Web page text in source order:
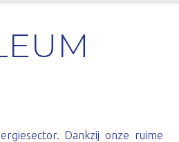
Dankzij onze ruime